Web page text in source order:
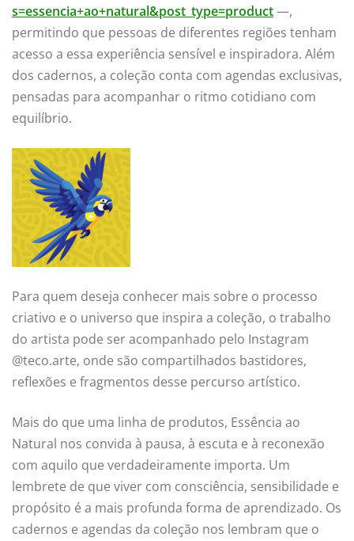
s=essencia+ao+natural&post_type=product—,
permitindo que pessoas de diferentes regiões tenham
acesso a essa experiência sensível e inspiradora. Além
dos cadernos, a coleção conta com agendas exclusivas,
pensadas para acompanhar o ritmo cotidiano com
equilíbrio.
Para quem deseja conhecer mais sobre o processo
criativo e o universo que inspira a coleção, o trabalho
do artista pode ser acompanhado pelo Instagram
@teco.arte, onde são compartilhados bastidores,
reflexões e fragmentos desse percurso artístico.
Mais do que uma linha de produtos, Essência ao
Natural nos convida à pausa, à escuta e à reconexão
com aquilo que verdadeiramente importa. Um
lembrete de que viver com consciência, sensibilidade e
propósito é a mais profunda forma de aprendizado. Os
cadernos e agendas da coleção nos lembram que o